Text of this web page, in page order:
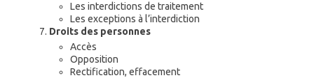
Les interdictions de traitement
Les exceptions à l’interdiction
Droits des personnes
Accès
Opposition
Rectification, effacement